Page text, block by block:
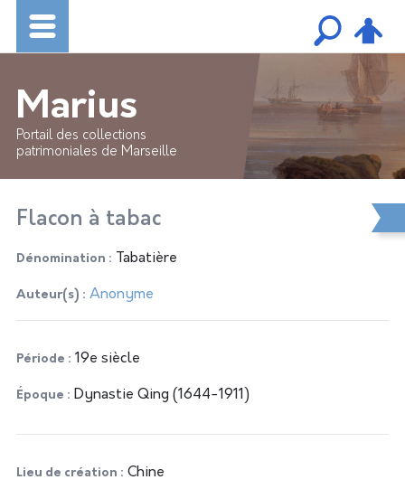
Marius
Portail des collections
patrimoniales de Marseille
Flacon à tabac
Dénomination Tabatière
Auteur(s) Anonyme
Période 19e siècle
Époque Dynastie Qing (1644-1911)
Lieu de création Chine